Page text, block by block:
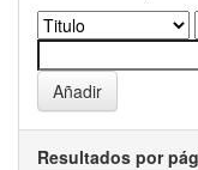
Resultados por